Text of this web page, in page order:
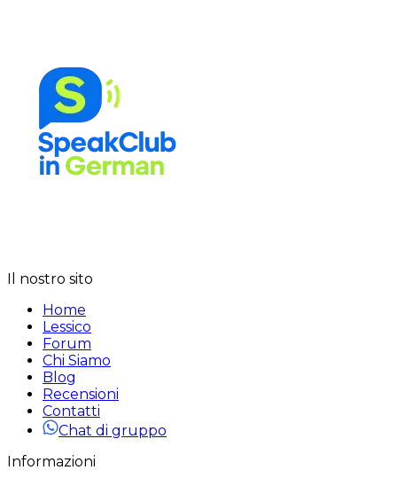
Il nostro sito
Home
Lessico
Forum
Chi Siamo
Blog
Recensioni
Contatti
Chat di gruppo
Informazioni